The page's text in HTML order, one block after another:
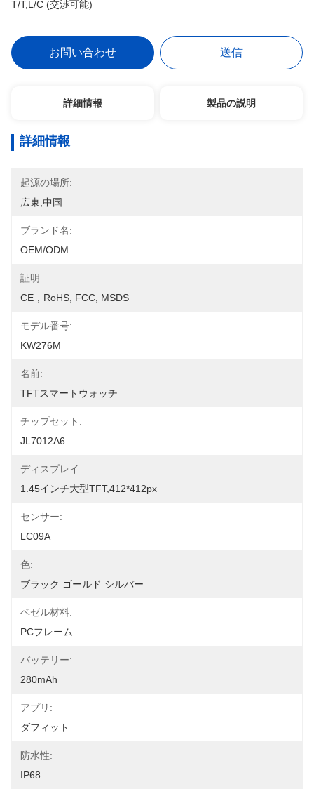
T/T,L/C (交渉可能)
お問い合わせ 送信
詳細情報 製品の説明
詳細情報
起源の場所:
広東,中国
ブランド名:
OEM/ODM
証明:
CE，RoHS, FCC, MSDS
モデル番号:
KW276M
名前:
TFTスマートウォッチ
チップセット:
JL7012A6
ディスプレイ:
1.45インチ大型TFT,412*412px
センサー:
LC09A
色:
ブラック ゴールド シルバー
ベゼル材料:
PCフレーム
バッテリー:
280mAh
アプリ:
ダフィット
防水性:
IP68